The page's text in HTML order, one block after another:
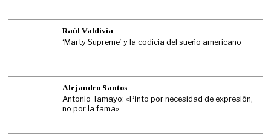
Raúl Valdivia
‘Marty Supreme’ y la codicia del sueño americano
Alejandro Santos
Antonio Tamayo: «Pinto por necesidad de expresión,
no por la fama»